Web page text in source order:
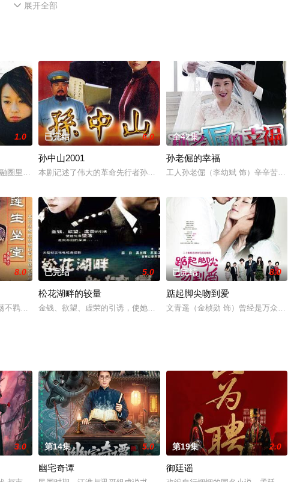
情信息可移步至豆瓣电视剧、电视猫或剧情网等平台了解。
 展开全部
，尽敛兵家鼻祖之战鼓人生。全剧以孙子家族与其他家族之间的纷争和孙子的爱情生
1.0
圈里的传奇人物，荣获年度金融风云人物的奖项，在旁人眼中，他和妻子宛丹（咏梅
已完结 6.0
孙中山2001
本剧记述了伟大的革命先行者孙中山先生从1895年第一次武装起义到1925
全42集 1.0
孙老倔的幸福
工人孙老倔（李幼斌 饰）辛辛苦苦干
培育了一门俊杰，影响了半个世纪的近现代中国;其富于传奇色彩的生涯与中华民族民
8.0
不羁医术高超，在长沙行医时巧遇绣庄庄主无双，被她深深吸引，于是在绣庄门前开起
已完结 5.0
松花湖畔的较量
金钱、欲望、虚荣的引诱，使她伦丧堕落，走向不归的深渊……吉林松花湖
已完结 8.0
踮起脚尖吻到爱
文青遥（金桢勋 饰）曾经是万众瞩目
3.0 第14集 5.0
幽宅奇谭
第19集 2.0
御廷谣